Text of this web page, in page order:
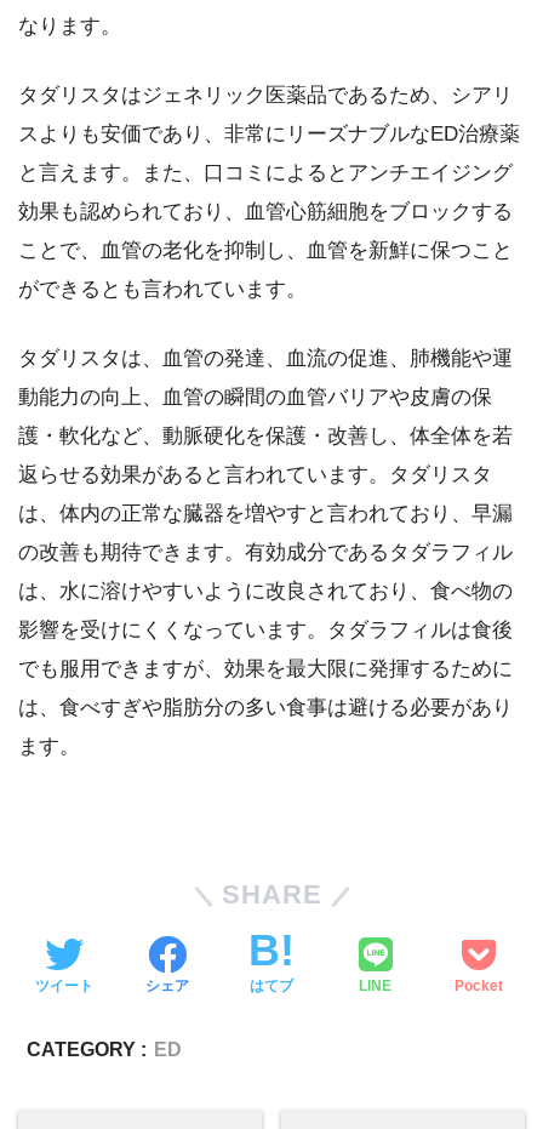
なります。
タダリスタはジェネリック医薬品であるため、シアリ
スよりも安価であり、非常にリーズナブルなED治療薬
と言えます。また、口コミによるとアンチエイジング
効果も認められており、血管心筋細胞をブロックする
ことで、血管の老化を抑制し、血管を新鮮に保つこと
ができるとも言われています。
タダリスタは、血管の発達、血流の促進、肺機能や運
動能力の向上、血管の瞬間の血管バリアや皮膚の保
護・軟化など、動脈硬化を保護・改善し、体全体を若
返らせる効果があると言われています。タダリスタ
は、体内の正常な臓器を増やすと言われており、早漏
の改善も期待できます。有効成分であるタダラフィル
は、水に溶けやすいように改良されており、食べ物の
影響を受けにくくなっています。タダラフィルは食後
でも服用できますが、効果を最大限に発揮するために
は、食べすぎや脂肪分の多い食事は避ける必要があり
ます。
SHARE
ツイート シェア はてブ LINE Pocket
CATEGORY : ED